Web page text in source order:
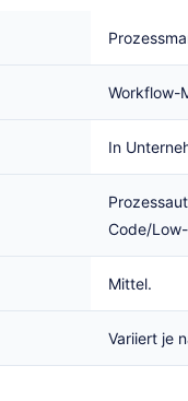
Workflow-
In
Code/
Mittel.
Variiert je